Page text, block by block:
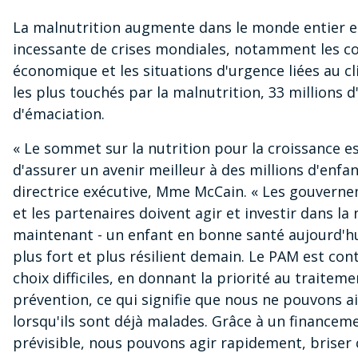
La malnutrition augmente dans le monde entier
incessante de crises mondiales, notamment les
économique et les situations d'urgence liées au
les plus touchés par la malnutrition, 33 millions
d'émaciation.
« Le sommet sur la nutrition pour la croissance
d'assurer un avenir meilleur à des millions
directrice exécutive, Mme McCain. « Les
et les partenaires doivent agir et investir dans la
maintenant - un enfant en bonne santé
plus fort et plus résilient demain. Le PAM est
choix difficiles, en donnant la priorité au
prévention, ce qui signifie que nous ne pouvons
lorsqu'ils sont déjà malades. Grâce à un
prévisible, nous pouvons agir rapidement, briser